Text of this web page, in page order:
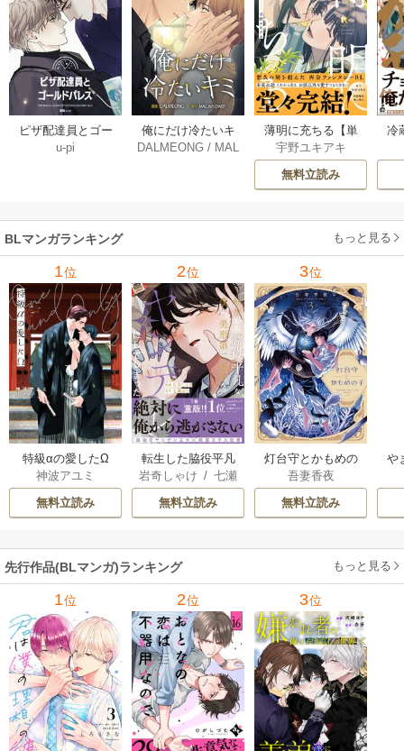
ピザ配達員とゴー
ルドパレス【タテ
u-pi
俺にだけ冷たいキ
ミ【タテヨミ】 34
DALMEONG / MAL
薄明に充ちる【単
行本版】 5巻
宇野ユキアキ
無料立読み
冷
BLマンガランキング もっと見る
1位
特級αの愛したΩ
神波アユミ
無料立読み
2位
転生した脇役平凡
な僕は、美形第二
王子をヤンデレに
してしまった【シ
岩奇しゃけ /七瀬
おむ
無料立読み
3位
灯台守とかもめの
子
吾妻香夜
無料立読み
や
先行作品(BLマンガ)ランキング もっと見る
1位 2位 3位